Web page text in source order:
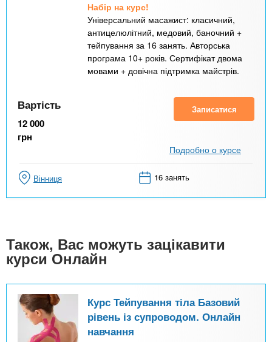
Набір на курс!
Універсальний масажист: класичний,
антицелюлітний, медовий, баночний +
тейпування за 16 занять. Авторська
програма 10+ років. Сертифікат двома
мовами + довічна підтримка майстрів.
Вартість
12 000
грн
Записатися
Подробно о курсе
Вінниця 16 занять
Також, Вас можуть зацікавити
курси Онлайн
Курс Тейпування тіла Базовий
рівень із супроводом. Онлайн
навчання